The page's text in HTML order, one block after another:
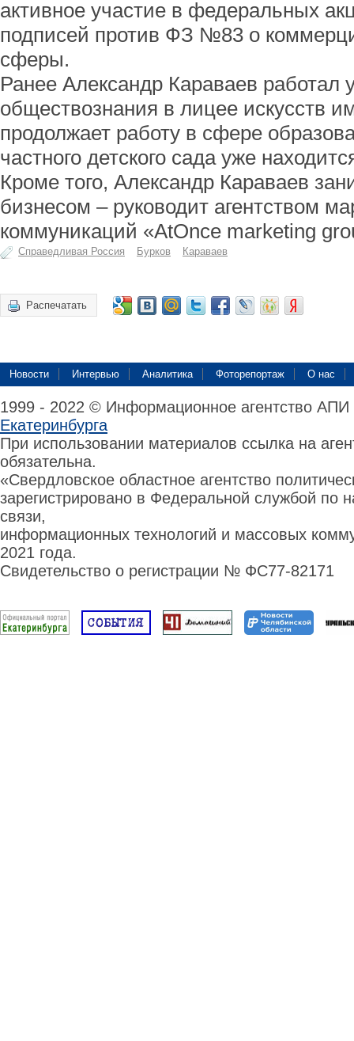
активное участие в федеральных
подписей против ФЗ №83 о
сферы.
Ранее Александр Караваев работал
обществознания в лицее искусств
продолжает работу в сфере
частного детского сада уже
Кроме того, Александр Караваев
бизнесом – руководит агентством
коммуникаций «AtOnce marketing
Справедливая Россия Бурков Караваев
Распечатать
Новости Интервью Аналитика Фоторепортаж О нас
1999 - 2022 © Информационное агентство
Екатеринбурга
При использовании материалов ссылка на
обязательна.
«Свердловское областное агентство
зарегистрировано в Федеральной службой по
связи,
информационных технологий и массовых
2021 года.
Свидетельство о регистрации № ФС77-82171